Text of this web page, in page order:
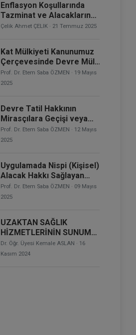
Enflasyon Koşullarında
Tazminat ve Alacakların
Değerlendirilmesi
Çelik Ahmet ÇELIK · 21 Temmuz 2025
Kat Mülkiyeti Kanunumuz
Çerçevesinde Devre Mülk
Uyuşmazlıklarında
Uygulanacak Hükümlerin
Prof. Dr. Etem Saba ÖZMEN · 19 Mayıs
2025
Devre Tatil Hakkının
Mirasçılara Geçişi veya
Ölüme Bağlı Tasarruflara
Konu Olması
Prof. Dr. Etem Saba ÖZMEN · 12 Mayıs
2025
Uygulamada Nispi (Kişisel)
Alacak Hakkı Sağlayan
Sistemler: Devre Tatil
Hakkı
Prof. Dr. Etem Saba ÖZMEN · 09 Mayıs
2025
UZAKTAN SAĞLIK
HİZMETLERİNİN SUNUMU
HAKKINDA YÖNETMELİĞE
DAİR HUKUKİ
Dr. Öğr. Üyesi Kemale ASLAN · 16
Kasım 2024